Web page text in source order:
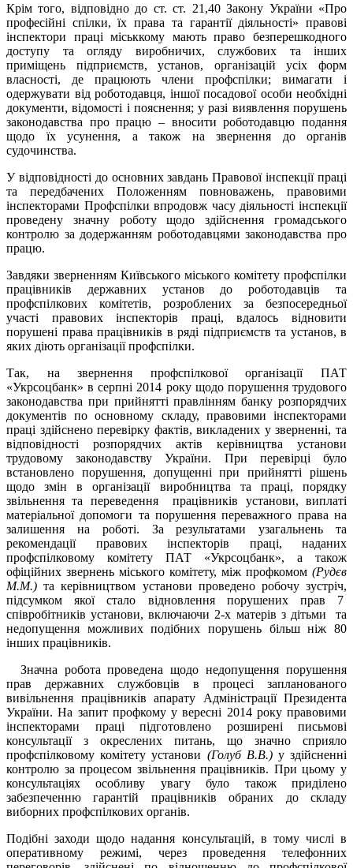
Крім того, відповідно до ст. ст. 21,40 Закону України «Про
професійні спілки, їх права та гарантії діяльності» правові
інспектори праці міськкому мають право безперешкодного
доступу та огляду виробничих, службових та інших
приміщень підприємств, установ, організацій усіх форм
власності, де працюють члени профспілки; вимагати і
одержувати від роботодавця, іншої посадової особи необхідні
документи, відомості і пояснення; у разі виявлення порушень
законодавства про працю – вносити роботодавцю подання
щодо їх усунення, а також на звернення до органів
судочинства.
У відповідності до основних завдань Правової інспекції праці
та передбачених Положенням повноважень, правовими
інспекторами Профспілки впродовж часу діяльності інспекції
проведену значну роботу щодо здійснення громадського
контролю за додержанням роботодавцями законодавства про
працю.
Завдяки зверненням Київського міського комітету профспілки
працівників державних установ до роботодавців та
профспілкових комітетів, розроблених за безпосередньої
участі правових інспекторів праці, вдалось відновити
порушені права працівників в ряді підприємств та установ, в
яких діють організації профспілки.
Так, на звернення профспілкової організації ПАТ
«Укрсоцбанк» в серпні 2014 року щодо порушення трудового
законодавства при прийнятті правлінням банку розпорядчих
документів по основному складу, правовими інспекторами
праці здійснено перевірку фактів, викладених у зверненні, та
відповідності розпорядчих актів керівництва установи
трудовому законодавству України. При перевірці було
встановлено порушення, допущенні при прийнятті рішень
щодо змін в організації виробництва та праці, порядку
звільнення та переведення працівників установи, виплаті
матеріальної допомоги та порушення переважного права на
залишення на роботі. За результатами узагальнень та
рекомендації правових інспекторів праці, наданих
профспілковому комітету ПАТ «Укрсоцбанк», а також
офіційних звернень міського комітету, між профкомом (Рудєв
М.М.) та керівництвом установи проведено робочу зустріч,
підсумком якої стало відновлення порушених прав 7
співробітників установи, включаючи 2-х матерів з дітьми та
недопущення можливих подібних порушень більш ніж 80
інших працівників.
Значна робота проведена щодо недопущення порушення
прав державних службовців в процесі запланованого
вивільнення працівників апарату Адміністрації Президента
України. На запит профкому у вересні 2014 року правовими
інспекторами праці підготовлено розширені письмові
консультації з окреслених питань, що значно сприяло
профспілковому комітету установи (Голуб В.В.)у здійсненні
контролю за процесом звільнення працівників. При цьому у
консультаціях особливу увагу було також приділено
забезпеченню гарантій працівників обраних до складу
виборних профспілкових органів.
Подібні заходи щодо надання консультацій, в тому числі в
оперативному режимі, через проведення телефонних